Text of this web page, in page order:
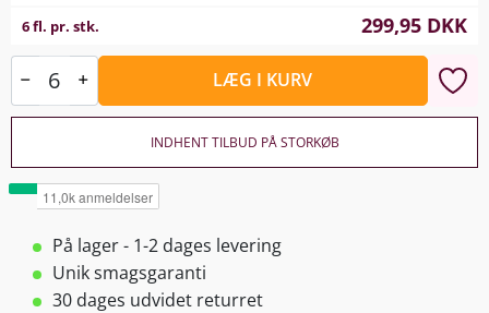
6 fl. pr. stk. 299,95 DKK
LÆG I KURV
INDHENT TILBUD PÅ STORKØB
På lager - 1-2 dages levering
Unik smagsgaranti
30 dages udvidet returret